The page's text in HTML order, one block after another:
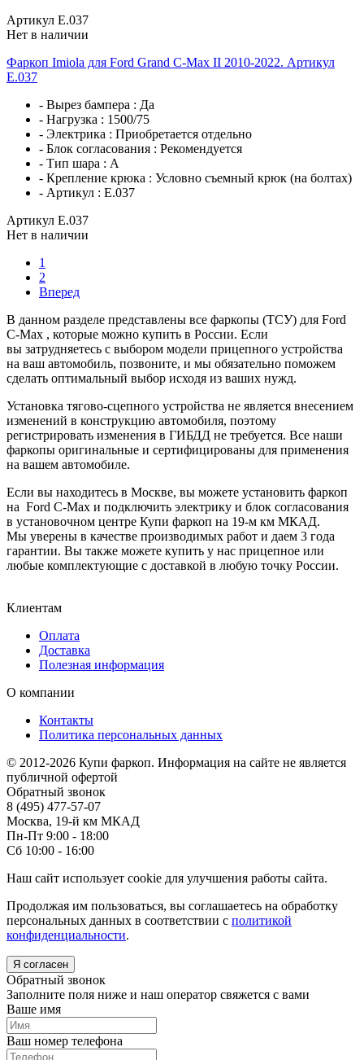
Артикул E.037
Нет в наличии
Фаркоп Imiola для Ford Grand C-Max II 2010-2022. Артикул
E.037
- Вырез бампера : Да
- Нагрузка : 1500/75
- Электрика : Приобретается отдельно
- Блок согласования : Рекомендуется
- Тип шара : A
- Крепление крюка : Условно съемный крюк (на болтах)
- Артикул : E.037
Артикул E.037
Нет в наличии
1
2
Вперед
В данном разделе представлены все фаркопы (ТСУ) для Ford
C-Max , которые можно купить в России. Если
вы затрудняетесь с выбором модели прицепного устройства
на ваш автомобиль, позвоните, и мы обязательно поможем
сделать оптимальный выбор исходя из ваших нужд.
Установка тягово-сцепного устройства не является внесением
изменений в конструкцию автомобиля, поэтому
регистрировать изменения в ГИБДД не требуется. Все наши
фаркопы оригинальные и сертифицированы для применения
на вашем автомобиле.
Если вы находитесь в Москве, вы можете установить фаркоп
на Ford C-Max и подключить электрику и блок согласования
в установочном центре Купи фаркоп на 19-м км МКАД.
Мы уверены в качестве производимых работ и даем 3 года
гарантии. Вы также можете купить у нас прицепное или
любые комплектующие с доставкой в любую точку России.
Клиентам
Оплата
Доставка
Полезная информация
О компании
Контакты
Политика персональных данных
© 2012-2026 Купи фаркоп. Информация на сайте не является
публичной офертой
Обратный звонок
8 (495) 477-57-07
Москва, 19-й км МКАД
Пн-Пт 9:00 - 18:00
Сб 10:00 - 16:00
Наш сайт использует cookie для улучшения работы сайта.
Продолжая им пользоваться, вы соглашаетесь на обработку
персональных данных в соответствии с политикой
конфиденциальности.
Я согласен
Обратный звонок
Заполните поля ниже и наш оператор свяжется с вами
Ваше имя
Ваш номер телефона